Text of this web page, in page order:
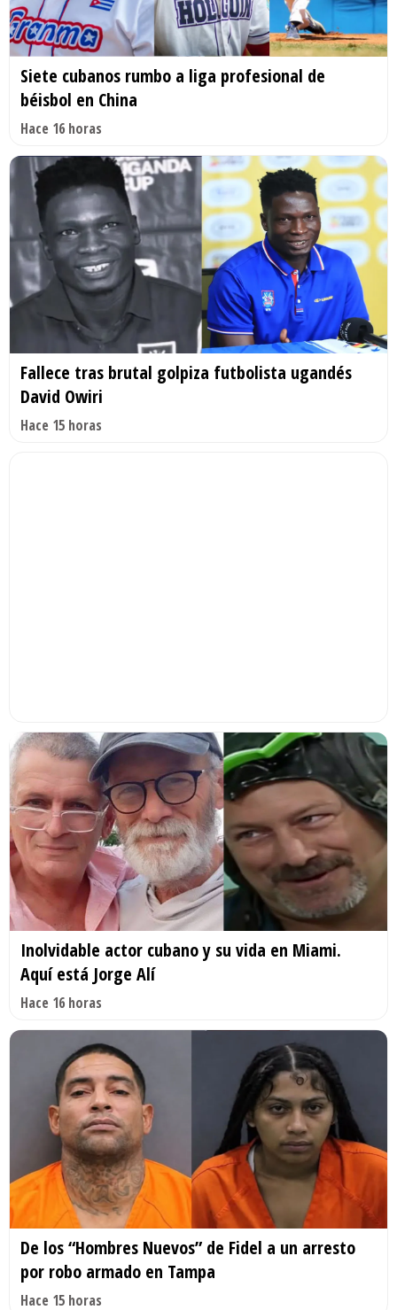
Siete cubanos rumbo a liga profesional de
béisbol en China
Hace 16 horas
Fallece tras brutal golpiza futbolista ugandés
David Owiri
Hace 15 horas
Inolvidable actor cubano y su vida en Miami.
Aquí está Jorge Alí
Hace 16 horas
De los “Hombres Nuevos” de Fidel a un arresto
por robo armado en Tampa
Hace 15 horas